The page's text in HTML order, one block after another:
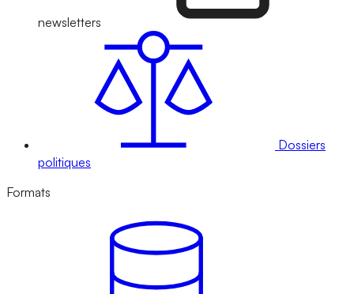
newsletters
Dossiers
politiques
Formats